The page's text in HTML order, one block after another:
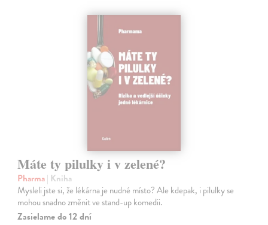
Máte ty pilulky i v zelené?
Pharma| Kniha
Mysleli jste si, že lékárna je nudné místo? Ale kdepak, i pilulky se
mohou snadno změnit ve stand-up komedii.
Zasielame do 12 dní